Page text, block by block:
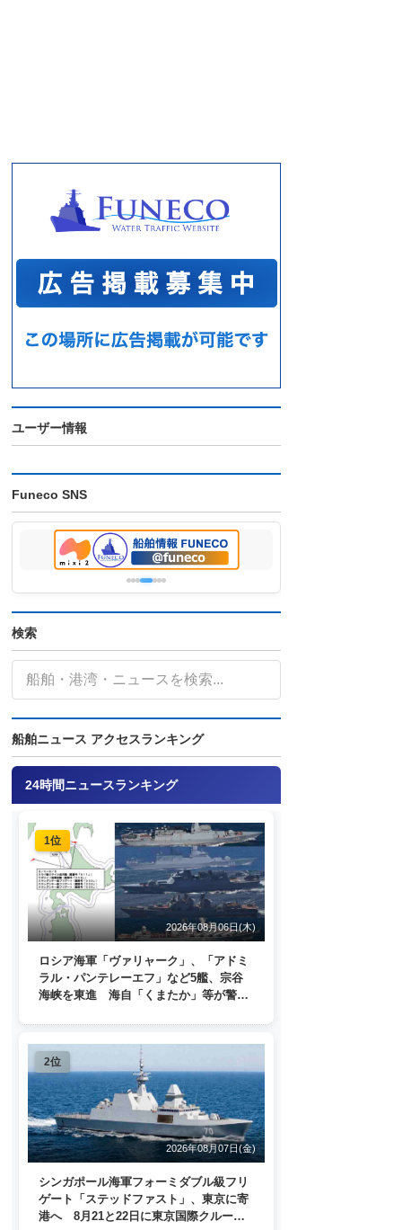
ユーザー情報
Funeco SNS
検索
船舶ニュース アクセスランキング
24時間ニュースランキング
1位
2026年08月06日(木)
ロシア海軍「ヴァリャーク」、「アドミ
ラル・パンテレーエフ」など5艦、宗谷
海峡を東進 海自「くまたか」等が警戒
2位
2026年08月07日(金)
シンガポール海軍フォーミダブル級フリ
ゲート「ステッドファスト」、東京に寄
港へ 8月21と22日に東京国際クルーズ